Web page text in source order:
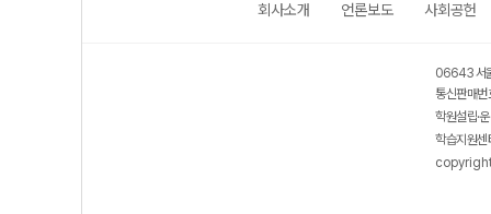
회사소개 언론보도 사회공헌
06643 서
통신판매
학원설립·
학습지원